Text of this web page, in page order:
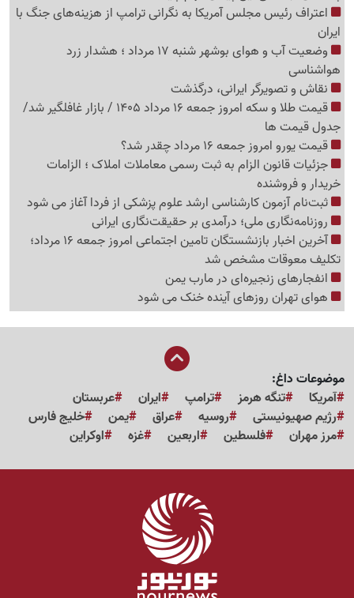
اعتراف رئیس مجلس آمریکا به نگرانی ترامپ از هزینه‌های جنگ با
ایران
وضعیت آب و هوای بوشهر شنبه 17 مرداد ؛ هشدار زرد
هواشناسی
نقاش و تصویرگر ایرانی، درگذشت
قیمت طلا و سکه امروز جمعه 16 مرداد 1405 / بازار غافلگیر شد/
جدول قیمت ها
قیمت یورو امروز جمعه 16 مرداد چقدر شد؟
جزئیات قانون الزام به ثبت رسمی معاملات املاک ؛ الزامات
خریدار و فروشنده
ثبت‌نام‌ آزمون کارشناسی ارشد علوم پزشکی از فردا آغاز می شود
روزنامه‌نگاری ملی؛ درآمدی بر حقیقت‌نگاری ایرانی
آخرین اخبار بازنشستگان تامین اجتماعی امروز جمعه 16 مرداد؛
تکلیف معوقات مشخص شد
انفجارهای زنجیره‌ای در مارب یمن
هوای تهران روزهای آینده خنک می شود
موضوعات داغ:
آمریکا
تنگه هرمز ترامپ ایران
عربستان
رژیم صهیونیستی
روسیه عراق یمن
خلیج فارس
مرز مهران
فلسطین اربعین غزه اوکراین